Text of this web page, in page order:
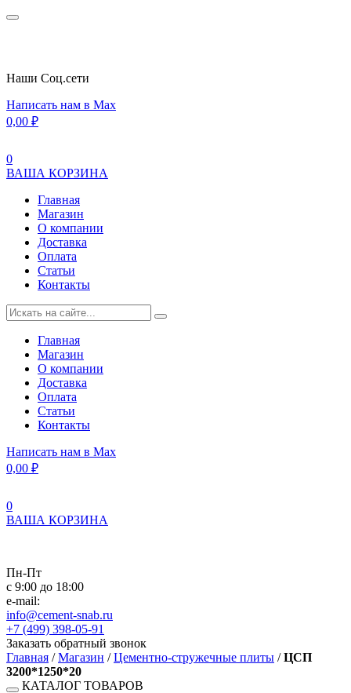
Наши Cоц.сети
Написать нам в Max
0,00 ₽
0
ВАША КОРЗИНА
Главная
Магазин
О компании
Доставка
Оплата
Статьи
Контакты
Главная
Магазин
О компании
Доставка
Оплата
Статьи
Контакты
Написать нам в Max
0,00 ₽
0
ВАША КОРЗИНА
Пн-Пт
с 9:00 до 18:00
e-mail:
info@cement-snab.ru
+7 (499) 398-05-91
Заказать обратный звонок
Главная /Магазин /Цементно-стружечные плиты /ЦСП
3200*1250*20
КАТАЛОГ ТОВАРОВ